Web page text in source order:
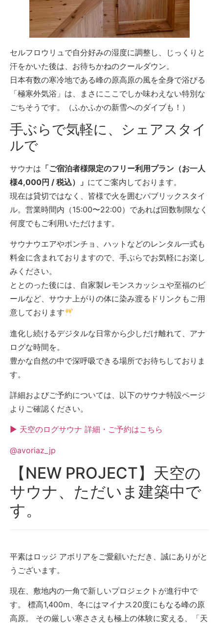
セルフロウリュで自分好みの湿度に調整し、じっくりと
汗をかいた後は、お待ちかねのクールダウン。
日本有数の寒冷地である峰の原高原の風を全身で浴びる
「極寒外気浴」は、まさにここでしか味わえない特別な
ごちそうです。（ふかふかの新雪へのダイブも！）
手ぶらで気軽に、シェアスタイ
ルで
サウナは 「ご宿泊者様限定のフリー利用プラン（お一人
様4,000円 / 税込）」 にてご案内しております。
現在は貸切ではなく、皆様で火を囲むパブリックスタイ
ル。営業時間内（15:00〜22:00）であれば回数制限なく
何度でもご利用いただけます。
サウナウエアやポンチョ、ハットなどのレンタル一式も
料金に含まれておりますので、手ぶらでお気軽にお楽し
みください。
ととのった後には、自家製レモンスカッシュや至福のビ
ールなど、サウナ上がりの体に染み渡るドリンクもご用
意しております
進化し続けるデジタルな日常から少しだけ離れて、アナ
ログな時間を。
豊かな自然の中で深呼吸できる場所でお待ちしておりま
す。
詳細およびご予約については、以下のサウナ特設ページ
よりご確認ください。
▶ 天空のログサウナ 詳細・ご予約はこちら
@avoriaz_jp
【NEW PROJECT】天空の
サウナ、ただいま建築中で
す。
平素はロッジ アボリアをご愛顧いただき、誠にありがと
うございます。
現在、敷地内の一角で新しいプロジェクトが進行中で
す。 標高1,400m、冬にはマイナス20度にもなる峰の原
高原。 その厳しい寒ささえも極上の体験に変える、「天